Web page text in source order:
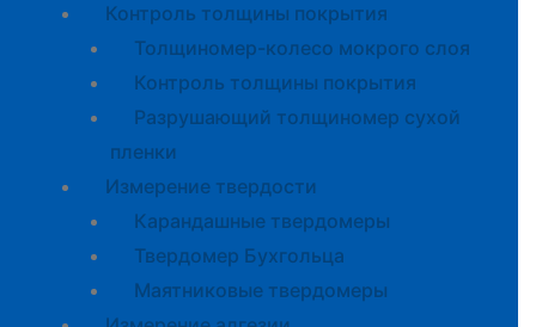
Контроль толщины покрытия
Толщиномер-колесо мокрого слоя
Контроль толщины покрытия
Разрушающий толщиномер сухой
пленки
Измерение твердости
Карандашные твердомеры
Твердомер Бухгольца
Маятниковые твердомеры